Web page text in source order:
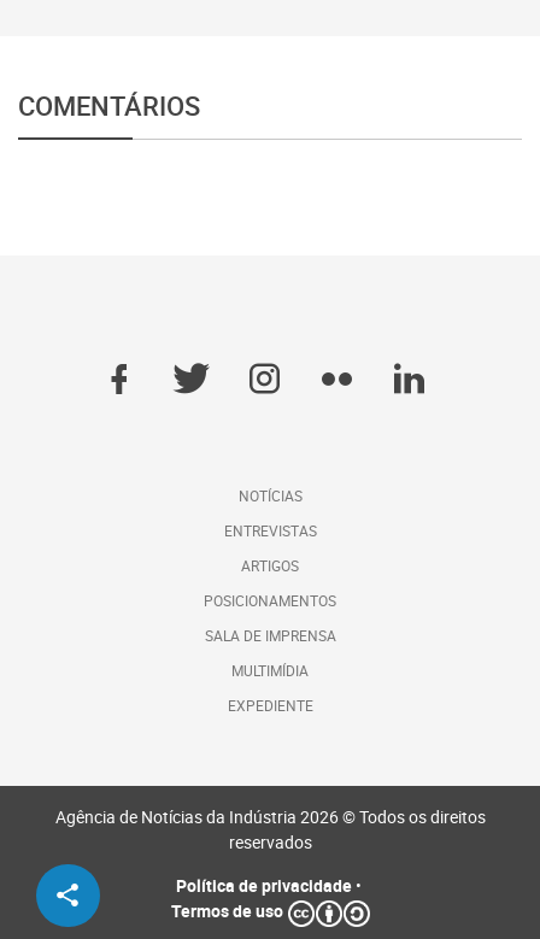
COMENTÁRIOS
NOTÍCIAS
ENTREVISTAS
ARTIGOS
POSICIONAMENTOS
SALA DE IMPRENSA
MULTIMÍDIA
EXPEDIENTE
Agência de Notícias da Indústria 2026 © Todos os direitos
reservados
Política de privacidade•
Termos de uso